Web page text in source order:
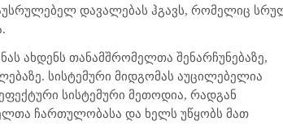
დავალებას ჰგავს, რომელიც
ახდენს თანამშრომელთა შენარჩუნებაზე,
სისტემური მიდგომას აუცილებელია
სისტემური მეთოდია, რადგან
ჩართულობასა და ხელს უწყობს მათ